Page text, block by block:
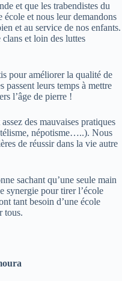
et que les trabendistes du
école et nous leur demandons
et au service de nos enfants.
et loin des luttes
pour améliorer la qualité de
passent leurs temps à mettre
l’âge de pierre !
des mauvaises pratiques
népotisme…..). Nous
de réussir dans la vie autre
sachant qu’une seule main
synergie pour tirer l’école
tant besoin d’une école
tous.